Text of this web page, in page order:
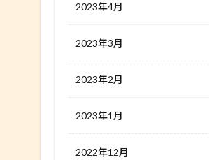
2023年4月
2023年3月
2023年2月
2023年1月
2022年12月